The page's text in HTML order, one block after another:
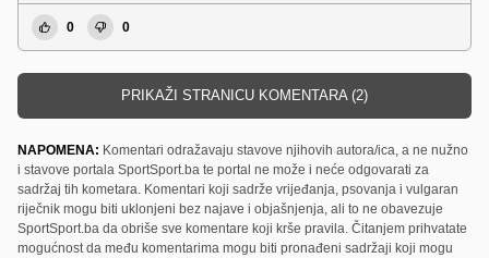
0 0
PRIKAŽI STRANICU KOMENTARA (2)
NAPOMENA: Komentari odražavaju stavove njihovih autora/ica, a ne nužno
i stavove portala SportSport.ba te portal ne može i neće odgovarati za
sadržaj tih kometara. Komentari koji sadrže vrijeđanja, psovanja i vulgaran
riječnik mogu biti uklonjeni bez najave i objašnjenja, ali to ne obavezuje
SportSport.ba da obriše sve komentare koji krše pravila. Čitanjem prihvatate
mogućnost da među komentarima mogu biti pronađeni sadržaji koji mogu